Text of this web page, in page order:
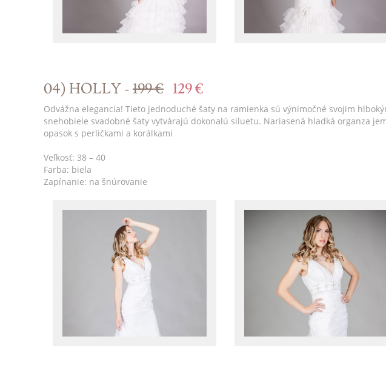
04) HOLLY -199 € 129 €
Odvážna elegancia! Tieto jednoduché šaty na ramienka sú výnimočné svojim
snehobiele svadobné šaty vytvárajú dokonalú siluetu. Nariasená hladká organza
opasok s perličkami a korálkami
Veľkosť: 38 – 40
Farba: biela
Zapínanie: na šnúrovanie